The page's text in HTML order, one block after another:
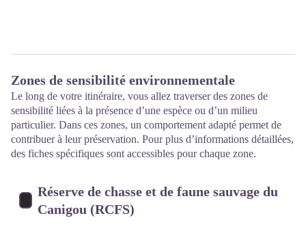
Zones de sensibilité environnementale
Le long de votre itinéraire, vous allez traverser des zones de
sensibilité liées à la présence d’une espèce ou d’un milieu
particulier. Dans ces zones, un comportement adapté permet de
contribuer à leur préservation. Pour plus d’informations détaillées,
des fiches spécifiques sont accessibles pour chaque zone.
Réserve de chasse et de faune sauvage du
Canigou (RCFS)